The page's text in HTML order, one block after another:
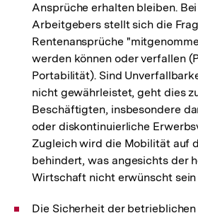
Ansprüche erhalten bleiben.
Arbeitgebers stellt sich die
Rentenansprüche
werden können oder verfallen
Portabilität). Sind
nicht gewährleistet, geht dies
Beschäftigten, insbesondere
oder diskontinuierliche
Zugleich wird die Mobilität auf
behindert, was angesichts der
Wirtschaft nicht erwünscht sein
Die Sicherheit der